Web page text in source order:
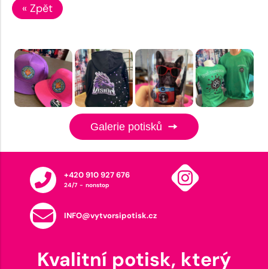
« Zpět
Galerie potisků
+420 910 927 676
24/7 - nonstop
INFO@vytvorsipotisk.cz
Kvalitní potisk, který